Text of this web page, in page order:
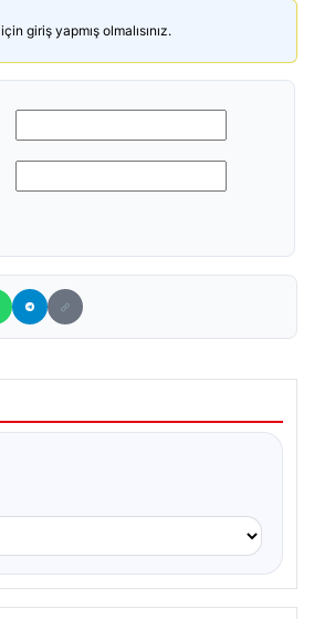
giriş yapmış olmalısınız.